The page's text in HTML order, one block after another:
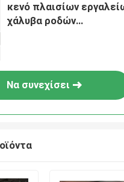
κενό πλαισίων
χάλυβα ροδών
Να συνεχίσει